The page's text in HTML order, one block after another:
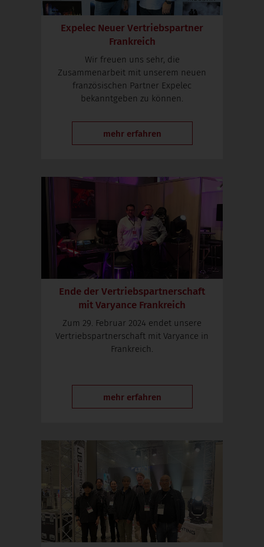
Expelec Neuer Vertriebspartner
Frankreich
Wir freuen uns sehr, die
Zusammenarbeit mit unserem neuen
französischen Partner Expelec
bekanntgeben zu können.
mehr erfahren
Ende der Vertriebspartnerschaft
mit Varyance Frankreich
Zum 29. Februar 2024 endet unsere
Vertriebspartnerschaft mit Varyance in
Frankreich.
mehr erfahren